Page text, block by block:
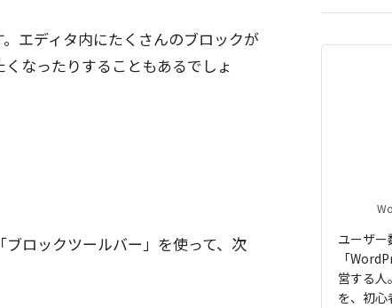
エディタ内にたくさんのブロックが
なったりすることもあるでしょ
ロックツールバー」を使って、次
ユーザー
「
営する
を、初心